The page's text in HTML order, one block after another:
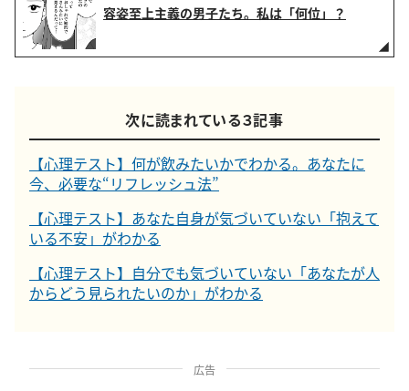
容姿至上主義の男子たち。私は「何位」？
次に読まれている３記事
【心理テスト】何が飲みたいかでわかる。あなたに
今、必要な“リフレッシュ法”
【心理テスト】あなた自身が気づいていない「抱えて
いる不安」がわかる
【心理テスト】自分でも気づいていない「あなたが人
からどう見られたいのか」がわかる
広告